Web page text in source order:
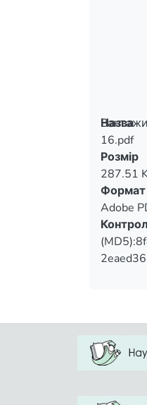
Назва
16.pdf
Розмір
287.51
Формат
Adobe